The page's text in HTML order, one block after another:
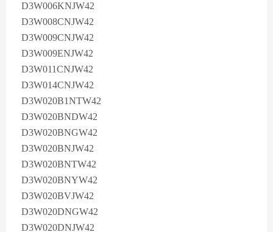
D3W006KNJW42
D3W008CNJW42
D3W009CNJW42
D3W009ENJW42
D3W011CNJW42
D3W014CNJW42
D3W020B1NTW42
D3W020BNDW42
D3W020BNGW42
D3W020BNJW42
D3W020BNTW42
D3W020BNYW42
D3W020BVJW42
D3W020DNGW42
D3W020DNJW42